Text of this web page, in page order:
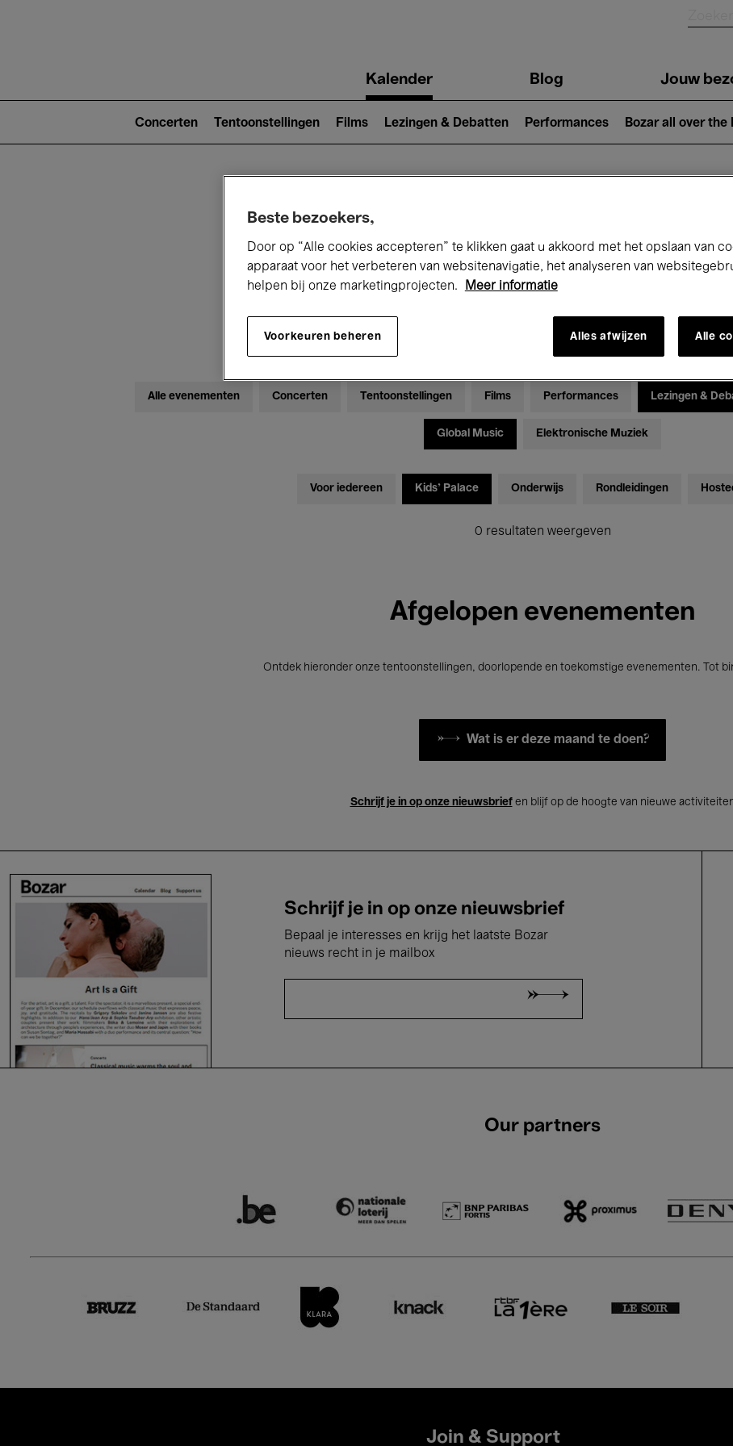
navigationKalender Blog Jouw
2)
Concerten Tentoonstellingen Films Lezingen & Debatten Performances Bozar all over the
Alle evenementen Concerten Tentoonstellingen Films Performances Lezingen &
Global Music Elektronische Muziek
Voor iedereen Kids’ Palace Onderwijs Rondleidingen
0 resultaten weergeven
Afgelopen evenementen
Ontdek hieronder onze tentoonstellingen, doorlopende en toekomstige evenementen. Tot
Wat is er deze maand te doen?
Schrijf je in op onze nieuwsbriefen blijf op de hoogte van nieuwe
Schrijf je in op onze nieuwsbrief
Bepaal je interesses en krijg het laatste Bozar
nieuws recht in je mailbox
Our partners
Join & Support
Beste bezoekers,
Door op “Alle cookies accepteren” te klikken gaat u akkoord met het opslaan van
apparaat voor het verbeteren van websitenavigatie, het analyseren van
helpen bij onze marketingprojecten.
Meer informatie
Voorkeuren beheren Alles afwijzen Alle